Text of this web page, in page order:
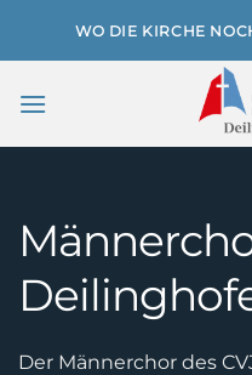
WO DIE KIRCHE
Der Männerchor des